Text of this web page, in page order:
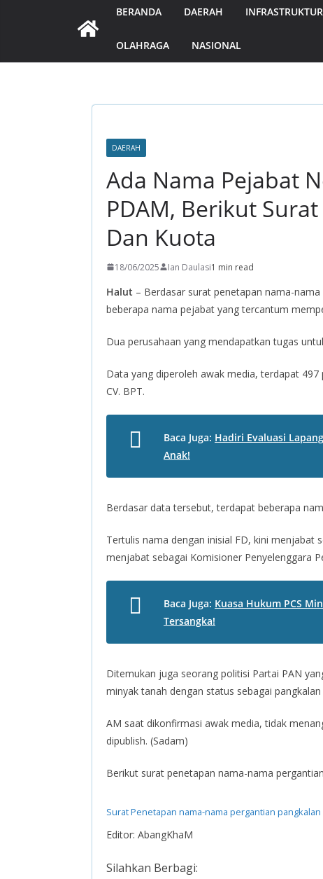
BERANDA DAERAH INFRASTRUKTUR
OLAHRAGA NASIONAL
DAERAH
Ada Nama Pejabat
PDAM, Berikut
Dan Kuota
18/06/2025 Ian Daulasi1 min read
Halut – Berdasar surat penetapan nama-
beberapa nama pejabat yang tercantum
Dua perusahaan yang mendapatkan tugas
Data yang diperoleh awak media, terdapat 497
CV. BPT.
Baca Juga: Hadiri Evaluasi
Anak!
Berdasar data tersebut, terdapat beberapa
Tertulis nama dengan inisial FD, kini menjabat
menjabat sebagai Komisioner Penyelenggara
Baca Juga: Kuasa Hukum PCS
Tersangka!
Ditemukan juga seorang politisi Partai PAN
minyak tanah dengan status sebagai
AM saat dikonfirmasi awak media, tidak
dipublish. (Sadam)
Berikut surat penetapan nama-nama
Surat Penetapan nama-nama pergantian pangkalan
Editor: AbangKhaM
Silahkan Berbagi: